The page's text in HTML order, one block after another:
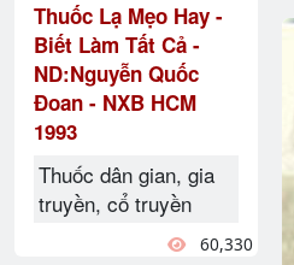
Thuốc Lạ Mẹo Hay -
Biết Làm Tất Cả -
ND:Nguyễn Quốc
Đoan - NXB HCM
1993
Thuốc dân gian, gia
truyền, cổ truyền
60,330